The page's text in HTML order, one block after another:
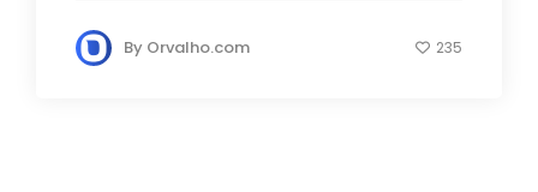
By Orvalho.com 235